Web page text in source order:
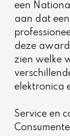
een
aan dat
deze
zien welke
elektronica
Service en